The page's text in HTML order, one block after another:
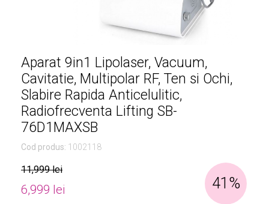
Aparat 9in1 Lipolaser, Vacuum,
Cavitatie, Multipolar RF, Ten si Ochi,
Slabire Rapida Anticelulitic,
Radiofrecventa Lifting SB-
76D1MAXSB
Cod produs: 1002118
11,999 lei
6,999 lei 41%